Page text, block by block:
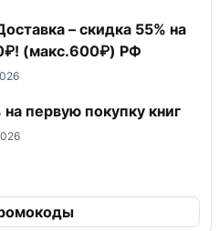
– скидка 55% на
(макс.600₽) РФ
первую покупку книг